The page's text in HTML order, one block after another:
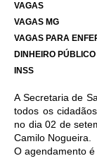
VAGAS
VAGAS MG
VAGAS PARA
DINHEIRO PÚBLICO
INSS
A Secretaria de
todos os
no dia 02 de
Camilo Nogueira.
O agendamento